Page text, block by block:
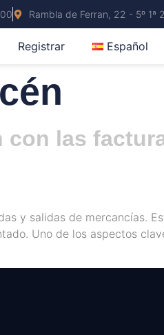
Rambla de Ferran, 22 - 5º 1ª
Registrar Español
con las
y salidas de mercancías.
Uno de los aspectos